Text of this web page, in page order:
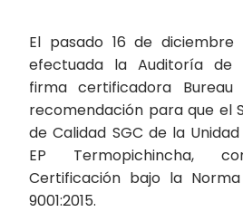
El pasado 16 de diciembre
efectuada la Auditoría de
firma certificadora
recomendación para que el
de Calidad SGC de la Unidad
EP Termopichincha,
Certificación bajo la
9001:2015.